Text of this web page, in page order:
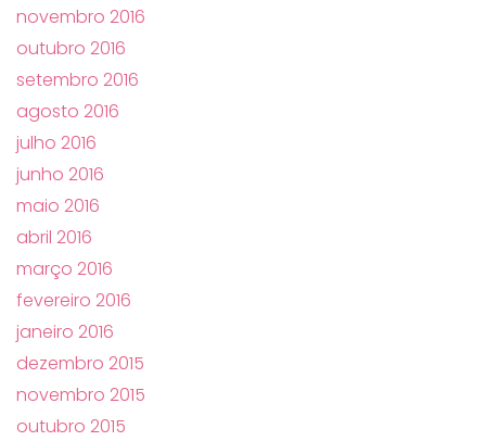
novembro 2016
outubro 2016
setembro 2016
agosto 2016
julho 2016
junho 2016
maio 2016
abril 2016
março 2016
fevereiro 2016
janeiro 2016
dezembro 2015
novembro 2015
outubro 2015